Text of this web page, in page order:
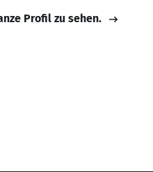
Profil zu sehen.